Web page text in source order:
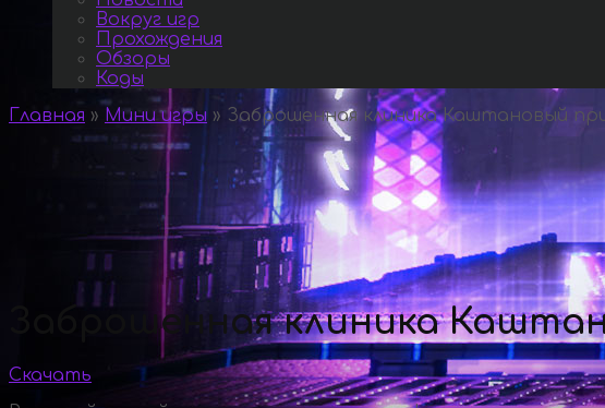
Вокруг игр
Прохождения
Обзоры
Коды
Главная » Мини игры » Заброшенная клиника Каштановый
Заброшенная клиника
Скачать